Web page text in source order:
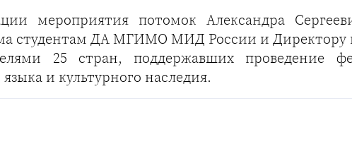
мероприятия потомок Александра
студентам ДА МГИМО МИД России и Директору
25 стран, поддержавших
и культурного наследия.